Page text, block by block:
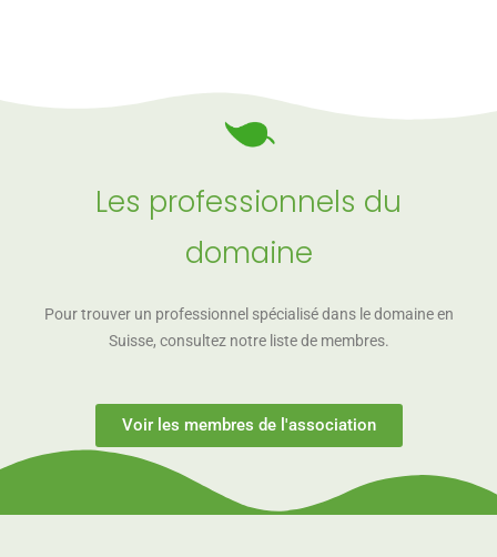
Les professionnels du
domaine
Pour trouver un professionnel spécialisé dans le domaine en
Suisse, consultez notre liste de membres.
Voir les membres de l'association